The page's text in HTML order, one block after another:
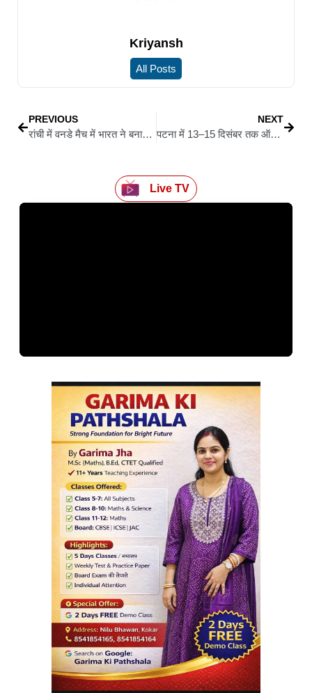
Kriyansh
All Posts
PREVIOUS
रांची में वनडे मैच में भारत ने बनाये 349 रन, दक्षिण अफ्रिका को दिया 350 रनों का लक्ष्य
NEXT
पटना में 13–15 दिसंबर तक ऑल इंडिया सिविल सर्विसेज स्पोर्ट्स मीट 2025–26 का आयोजन
Live TV